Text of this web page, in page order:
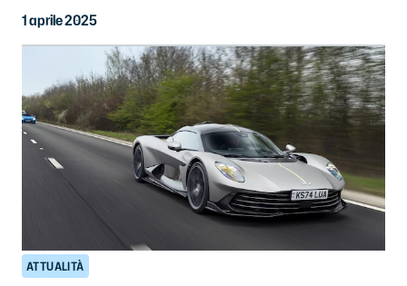
1 aprile 2025
ATTUALITÀ